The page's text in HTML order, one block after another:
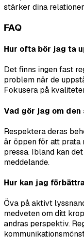
stärker dina
FAQ
Hur ofta bör jag ta
Det finns ingen fast
problem när de
Fokusera på
Vad gör jag om
Respektera deras
är öppen för att prata
pressa. Ibland kan
meddelande.
Hur kan jag
Öva på aktivt
medveten om ditt
andras perspektiv.